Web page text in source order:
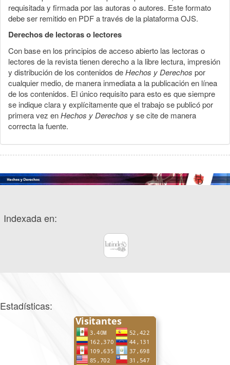
requisitada y firmada por las autoras o autores. Este formato
debe ser remitido en PDF a través de la plataforma OJS.
Derechos de lectoras o lectores
Con base en los principios de acceso abierto las lectoras o
lectores de la revista tienen derecho a la libre lectura, impresión
y distribución de los contenidos deHechos y Derechos por
cualquier medio, de manera inmediata a la publicación en línea
de los contenidos. El único requisito para esto es que siempre
se indique clara y explícitamente que el trabajo se publicó por
primera vez enHechos y Derechos y se cite de manera
correcta la fuente.
Indexada en:
Estadísticas: